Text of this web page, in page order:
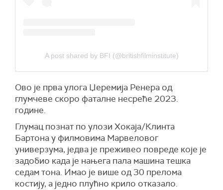
A post shared by BFI (@britishfilminstitute)
Ово је прва улога Џеремија Ренера од
глумчеве скоро фаталне несреће 2023.
године.
Глумац познат по улози Хокаја/Клинта
Бартона у филмовима Марвеловог
универзума, једва је преживео повреде које је
задобио када је нањега пала машина тешка
седам тона. Имао је више од 30 прелома
костију, а једно плућно крило отказало.